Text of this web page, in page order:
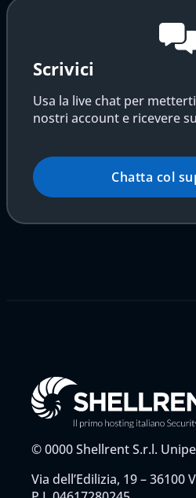
Scrivici
Usa la live chat per
nostri account e ricevere
Chatta col
©0000Shellrent S.r.l.
Via dell’Edilizia, 19 – 36100